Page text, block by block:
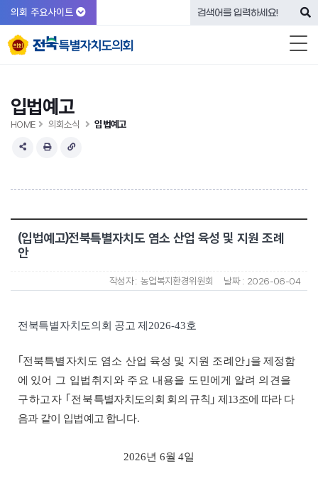
의회 주요사이트
입법예고
HOME 의회소식 입법예고
(입법예고)전북특별자치도 염소 산업 육성 및 지원 조례
안
작성자 : 농업복지환경위원회 날짜 : 2026-06-04
전북특별자치도의회 공고 제 2026-43호
｢ 전북특별자치도 염소 산업 육성 및 지원 조례안 ｣을 제 정함
에 있어 그 입법취지와 주요 내용을 도 민에게 알려 의견을
구하고자 ｢ 전 북특별자치도의회 회의 규칙 ｣ 제 13조에 따라 다
음과 같이 입법예 고 합니다.
2026년 6월4일